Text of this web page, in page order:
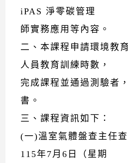
iPAS 淨零碳管理
師實務應用等內容。
二、本課程申請環境教
人員教育訓練時數，
完成課程並通過測驗者
書。
三、課程資訊如下：
(一)溫室氣體盤查主任查
115年7月6日（星期